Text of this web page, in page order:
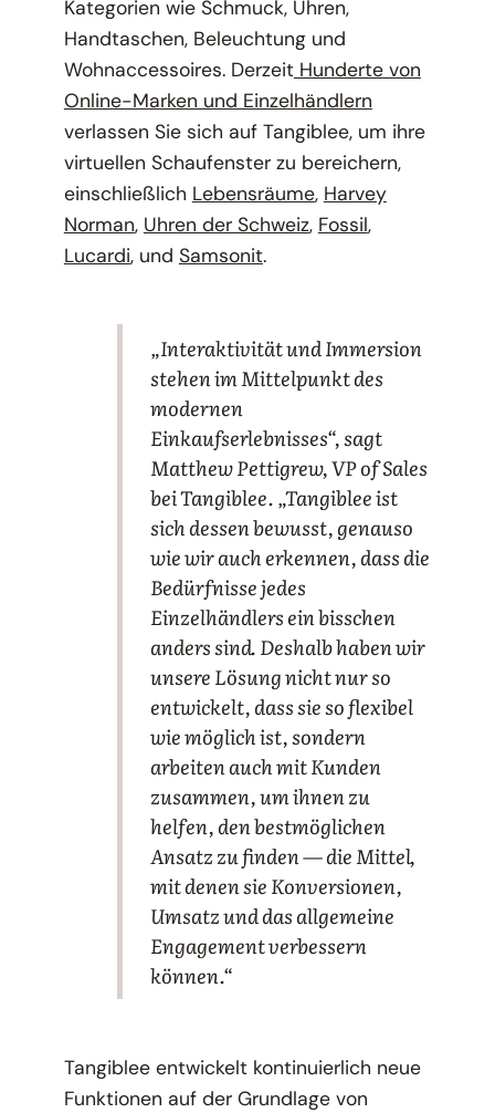
Kategorien wie Schmuck, Uhren,
Handtaschen, Beleuchtung und
Wohnaccessoires. DerzeitHunderte von
Online-Marken und Einzelhändlern
verlassen Sie sich auf Tangiblee, um ihre
virtuellen Schaufenster zu bereichern,
einschließlich Lebensräume, Harvey
Norman, Uhren der Schweiz, Fossil,
Lucardi, und Samsonit.
„Interaktivität und Immersion
stehen im Mittelpunkt des
modernen
Einkaufserlebnisses“, sagt
Matthew Pettigrew, VP of Sales
bei Tangiblee. „Tangiblee ist
sich dessen bewusst, genauso
wie wir auch erkennen, dass die
Bedürfnisse jedes
Einzelhändlers ein bisschen
anders sind. Deshalb haben wir
unsere Lösung nicht nur so
entwickelt, dass sie so flexibel
wie möglich ist, sondern
arbeiten auch mit Kunden
zusammen, um ihnen zu
helfen, den bestmöglichen
Ansatz zu finden — die Mittel,
mit denen sie Konversionen,
Umsatz und das allgemeine
Engagement verbessern
können.“
Tangiblee entwickelt kontinuierlich neue
Funktionen auf der Grundlage von